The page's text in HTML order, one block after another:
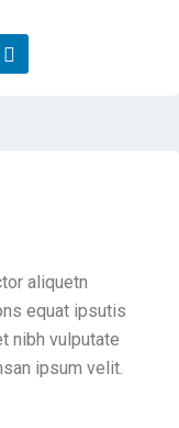
aliquetn
equat ipsutis
nibh vulputate
ipsum velit.